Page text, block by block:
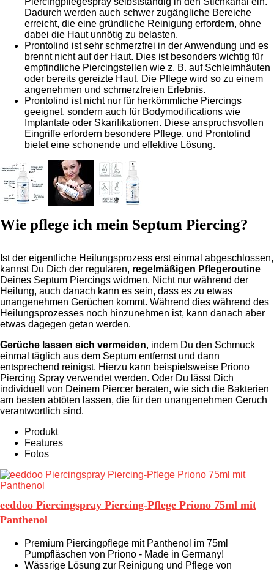
Dadurch werden auch schwer zugängliche Bereiche
erreicht, die eine gründliche Reinigung erfordern, ohne
dabei die Haut unnötig zu belasten.
Prontolind ist sehr schmerzfrei in der Anwendung und es
brennt nicht auf der Haut. Dies ist besonders wichtig für
empfindliche Piercingstellen wie z. B. auf Schleimhäuten
oder bereits gereizte Haut. Die Pflege wird so zu einem
angenehmen und schmerzfreien Erlebnis.
Prontolind ist nicht nur für herkömmliche Piercings
geeignet, sondern auch für Bodymodifications wie
Implantate oder Skarifikationen. Diese anspruchsvollen
Eingriffe erfordern besondere Pflege, und Prontolind
bietet eine schonende und effektive Lösung.
Wie pflege ich mein Septum Piercing?
Ist der eigentliche Heilungsprozess erst einmal abgeschlossen,
kannst Du Dich der regulären, regelmäßigen Pflegeroutine
Deines Septum Piercings widmen. Nicht nur während der
Heilung, auch danach kann es sein, dass es zu etwas
unangenehmen Gerüchen kommt. Während dies während des
Heilungsprozesses noch hinzunehmen ist, kann danach aber
etwas dagegen getan werden.
Gerüche lassen sich vermeiden, indem Du den Schmuck
einmal täglich aus dem Septum entfernst und dann
entsprechend reinigst. Hierzu kann beispielsweise Priono
Piercing Spray verwendet werden. Oder Du lässt Dich
individuell von Deinem Piercer beraten, wie sich die Bakterien
am besten abtöten lassen, die für den unangenehmen Geruch
verantwortlich sind.
Produkt
Features
Fotos
eeddoo Piercingspray Piercing-Pflege Priono 75ml mit
Panthenol
Premium Piercingpflege mit Panthenol im 75ml
Pumpfläschen von Priono - Made in Germany!
Wässrige Lösung zur Reinigung und Pflege von